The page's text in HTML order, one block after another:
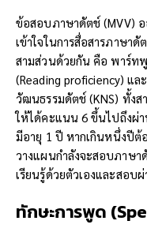
ข้อสอบภาษาดัตช์ (MVV)
เข้าใจในการสื่อสารภาษา
สามส่วนด้วยกัน คือ พาร์ท
(Reading proficiency) แ
วัฒนธรรมดัตช์ (KNS) ทั้ง
ให้ได้คะแนน 6 ขึ้นไปถึงผ่
มีอายุ 1 ปี หากเกินหนึ่งปีต้
วางแผนกำลังจะสอบภาษา
เรียนรู้ด้วยตัวเองและสอบ
ทักษะการพูด (